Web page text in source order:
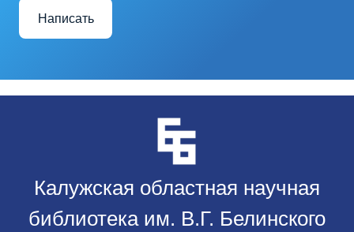
Написать
Калужская областная научная
библиотека им. В.Г. Белинского